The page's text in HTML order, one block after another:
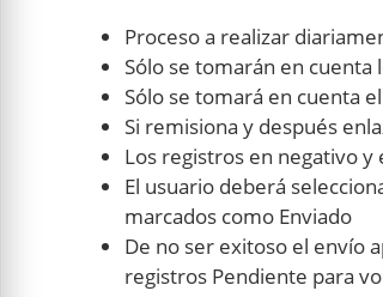
Proceso a realizar
Sólo se tomarán en
Sólo se tomará en cuenta
Si remisiona y después
Los registros en negativo
El usuario deberá
marcados como Enviado
De no ser exitoso el envío
registros Pendiente para